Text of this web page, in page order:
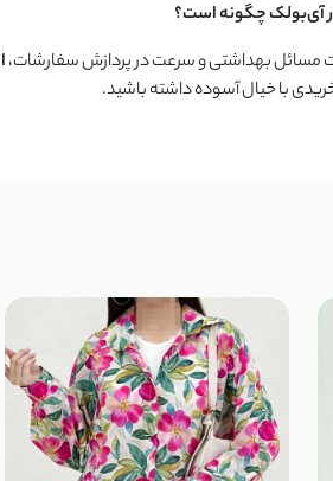
مسائل بهداشتی و سرعت در پردازش سفارشات،
با خیال آسوده داشته باشید.